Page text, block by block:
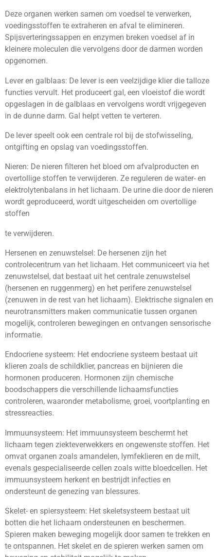
Deze organen werken samen om voedsel te verwerken,
voedingsstoffen te extraheren en afval te elimineren.
Spijsverteringssappen en enzymen breken voedsel af in
kleinere moleculen die vervolgens door de darmen worden
opgenomen.
Lever en galblaas: De lever is een veelzijdige klier die talloze
functies vervult. Het produceert gal, een vloeistof die wordt
opgeslagen in de galblaas en vervolgens wordt vrijgegeven
in de dunne darm. Gal helpt vetten te verteren.
De lever speelt ook een centrale rol bij de stofwisseling,
ontgifting en opslag van voedingsstoffen.
Nieren: De nieren filteren het bloed om afvalproducten en
overtollige stoffen te verwijderen. Ze reguleren de water- en
elektrolytenbalans in het lichaam. De urine die door de nieren
wordt geproduceerd, wordt uitgescheiden om overtollige
stoffen
te verwijderen.
Hersenen en zenuwstelsel: De hersenen zijn het
controlecentrum van het lichaam. Het communiceert via het
zenuwstelsel, dat bestaat uit het centrale zenuwstelsel
(hersenen en ruggenmerg) en het perifere zenuwstelsel
(zenuwen in de rest van het lichaam). Elektrische signalen en
neurotransmitters maken communicatie tussen organen
mogelijk, controleren bewegingen en ontvangen sensorische
informatie.
Endocriene systeem: Het endocriene systeem bestaat uit
klieren zoals de schildklier, pancreas en bijnieren die
hormonen produceren. Hormonen zijn chemische
boodschappers die verschillende lichaamsfuncties
controleren, waaronder metabolisme, groei, voortplanting en
stressreacties.
Immuunsysteem: Het immuunsysteem beschermt het
lichaam tegen ziekteverwekkers en ongewenste stoffen. Het
omvat organen zoals amandelen, lymfeklieren en de milt,
evenals gespecialiseerde cellen zoals witte bloedcellen. Het
immuunsysteem herkent en bestrijdt infecties en
ondersteunt de genezing van blessures.
Skelet- en spiersysteem: Het skeletsysteem bestaat uit
botten die het lichaam ondersteunen en beschermen.
Spieren maken beweging mogelijk door samen te trekken en
te ontspannen. Het skelet en de spieren werken samen om